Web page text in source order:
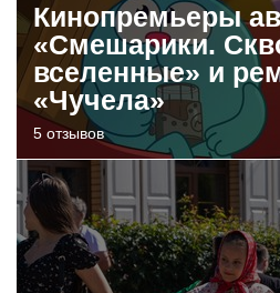
Кинопремьеры
«Смешарики.
вселенные» и
«Чучела»
5 отзывов